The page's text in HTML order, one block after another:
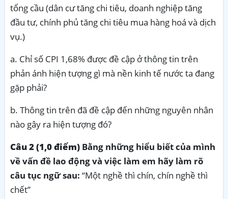
tổng cầu (dân cư tăng chi tiêu, doanh nghiệp tăng
đầu tư, chính phủ tăng chi tiêu mua hàng hoá và dịch
vụ.)
a. Chỉ số CPI 1,68% được đề cập ở thông tin trên
phản ánh hiện tượng gì mà nền kinh tế nước ta đang
gặp phải?
b. Thông tin trên đã đề cập đến những nguyên nhân
nào gây ra hiện tượng đó?
Câu 2 (1,0 điểm) Bằng những hiểu biết của mình
về vấn đề lao động và việc làm em hãy làm rõ
câu tục ngữ sau: “Một nghề thì chín, chín nghề thì
chết”